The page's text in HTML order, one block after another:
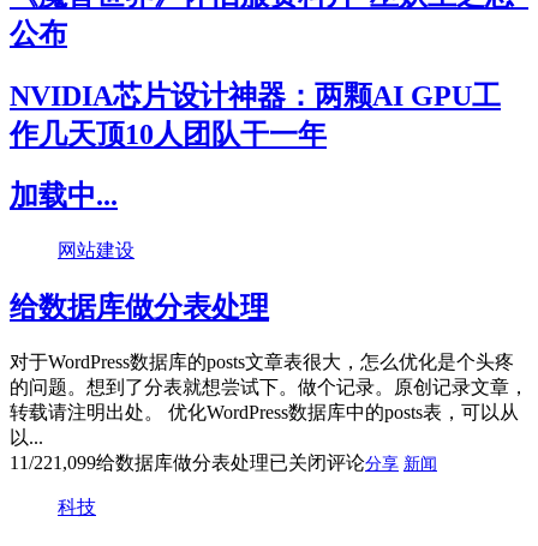
公布
NVIDIA芯片设计神器：两颗AI GPU工
作几天顶10人团队干一年
加载中...
网站建设
给数据库做分表处理
对于WordPress数据库的posts文章表很大，怎么优化是个头疼
的问题。想到了分表就想尝试下。做个记录。原创记录文章，
转载请注明出处。 优化WordPress数据库中的posts表，可以从
以...
11/221,099给数据库做分表处理已关闭评论分享 新闻
科技